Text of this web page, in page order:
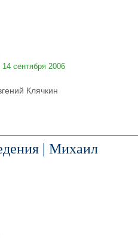
14 сентября 2006
Клячкин
| Михаил